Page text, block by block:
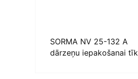
SORMA NV 25-132 A
dārzeņu iepakošanai